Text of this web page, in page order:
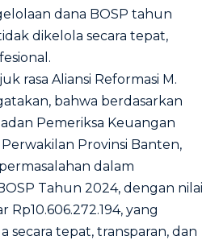
dana BOSP tahun
dikelola secara tepat,
rasa Aliansi Reformasi M.
bahwa berdasarkan
Pemeriksa Keuangan
Provinsi Banten,
dalam
Tahun 2024, dengan nilai
Rp10.606.272.194, yang
secara tepat, transparan, dan